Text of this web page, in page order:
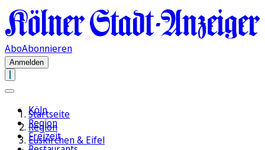
AboAbonnieren
Anmelden
Köln
Region
Freizeit
Startseite
Region
Euskirchen & Eifel